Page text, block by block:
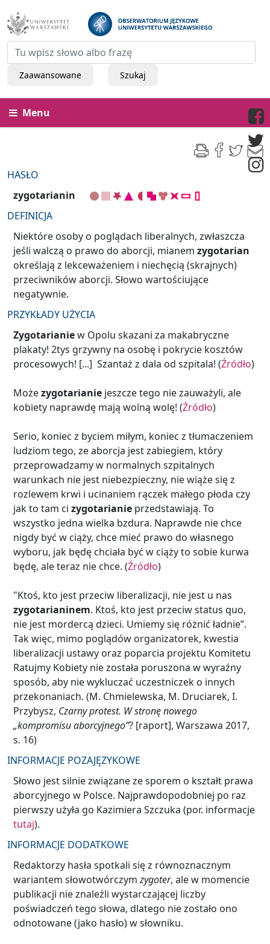
Zaawansowane Szukaj
Menu
HASŁO
zygotarianin
DEFINICJA
Niektóre osoby o poglądach liberalnych, zwłaszcza
jeśli walczą o prawo do aborcji, mianem zygotarian
określają z lekceważeniem i niechęcią (skrajnych)
przeciwników aborcji. Słowo wartościujące
negatywnie.
PRZYKŁADY UŻYCIA
Zygotarianiew Opolu skazani za makabryczne
plakaty! 2tys grzywny na osobę i pokrycie kosztów
procesowych! [...] Szantaż z dala od szpitala! (Źródło)
Możezygotarianie jeszcze tego nie zauważyli, ale
kobiety naprawdę mają wolną wolę! (Źródło)
Serio, koniec z byciem miłym, koniec z tłumaczeniem
ludziom tego, ze aborcja jest zabiegiem, który
przeprowadzamy w normalnych szpitalnych
warunkach nie jest niebezpieczny, nie wiąże się z
rozlewem krwi i ucinaniem rączek małego płoda czy
jak to tam ci zygotarianie przedstawiają. To
wszystko jedna wielka bzdura. Naprawde nie chce
nigdy być w ciąży, chce mieć prawo do własnego
wyboru, jak będę chciała być w ciąży to sobie kurwa
będę, ale teraz nie chce. (Źródło)
"Ktoś, kto jest przeciw liberalizacji, nie jest u nas
zygotarianinem. Ktoś, kto jest przeciw status quo,
nie jest mordercą dzieci. Umiemy się różnić ładnie”.
Tak więc, mimo poglądów organizatorek, kwestia
liberalizacji ustawy oraz poparcia projektu Komitetu
Ratujmy Kobiety nie została poruszona w wyraźny
sposób, aby nie wykluczać uczestniczek o innych
przekonaniach. (M. Chmielewska, M. Druciarek, I.
Przybysz, Czarny protest. W stronę nowego
„kompromisu aborcyjnego”? [raport], Warszawa 2017,
s. 16)
INFORMACJE POZAJĘZYKOWE
Słowo jest silnie związane ze sporem o kształt prawa
aborcyjnego w Polsce. Najprawdopodobniej po raz
pierwszy użyła go Kazimiera Szczuka (por. informacje
tutaj).
INFORMACJE DODATKOWE
Redaktorzy hasła spotkali się z równoznacznym
wariantem słowotwórczymzygoter, ale w momencie
publikacji nie znaleźli wystarczającej liczby
poświadczeń tego słowa, dlatego nie zostało ono
odnotowane (jako hasło) w słowniku.